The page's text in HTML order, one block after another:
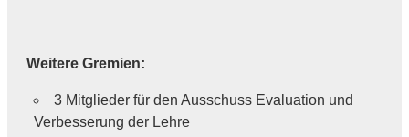
Weitere Gremien:
3 Mitglieder für den Ausschuss Evaluation und
Verbesserung der Lehre